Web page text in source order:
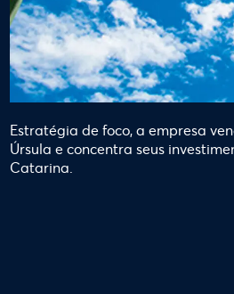
Estratégia de foco, a empresa
Úrsula e concentra seus
Catarina.